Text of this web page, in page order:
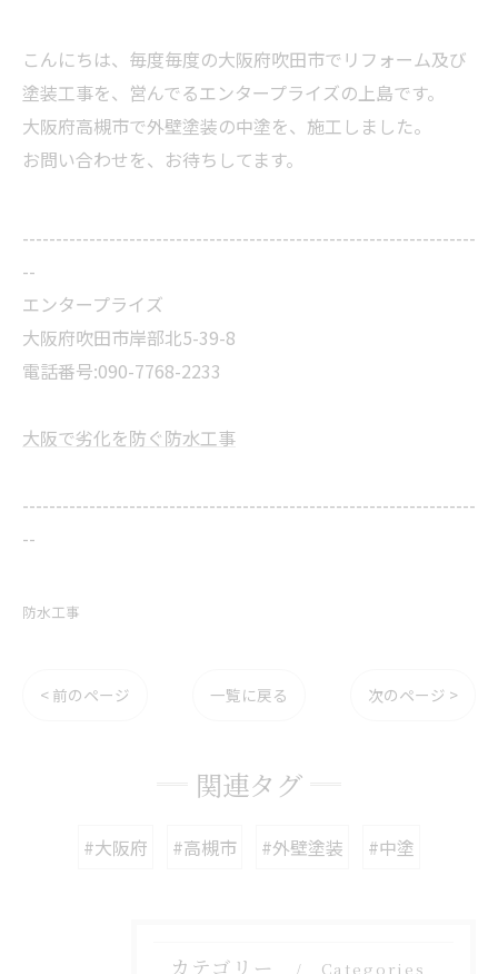
こんにちは、毎度毎度の大阪府吹田市でリフォーム及び
塗装工事を、営んでるエンタープライズの上島です。
大阪府高槻市で外壁塗装の中塗を、施工しました。
お問い合わせを、お待ちしてます。
--------------------------------------------------------------------
--
エンタープライズ
大阪府吹田市岸部北5-39-8
電話番号:090-7768-2233
大阪で劣化を防ぐ防水工事
--------------------------------------------------------------------
--
防水工事
< 前のページ 一覧に戻る 次のページ >
関連タグ
#大阪府 #高槻市 #外壁塗装 #中塗
カテゴリー Categories